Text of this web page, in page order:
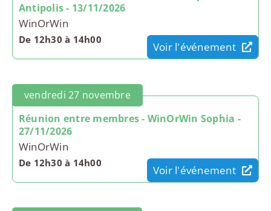
Antipolis - 13/11/2026
WinOrWin
De 12h30 à 14h00
Voir l'événement
vendredi 27 novembre
Réunion entre membres - WinOrWin Sophia -
27/11/2026
WinOrWin
De 12h30 à 14h00
Voir l'événement